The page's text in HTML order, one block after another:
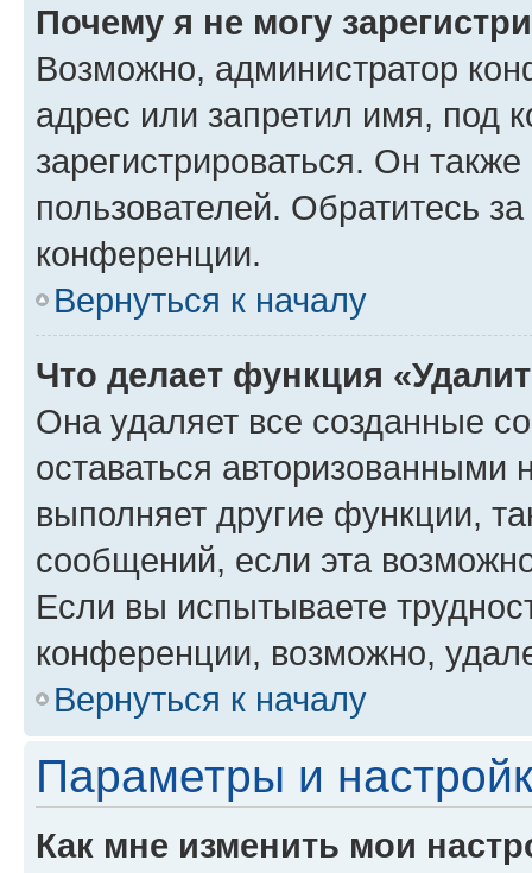
Почему я не могу
Возможно, администратор
адрес или запретил имя, под
зарегистрироваться. Он
пользователей. Обратитесь
конференции.
Вернуться к началу
Что делает функция
Она удаляет все созданные
оставаться авторизованными
выполняет другие функции,
сообщений, если эта
Если вы испытываете
конференции, возможно,
Вернуться к началу
Параметры и
Как мне изменить мои